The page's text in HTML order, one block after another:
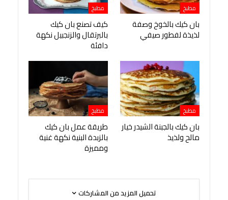
مطبخ
بان كيك بالخوخ وصفة
لذيذة لفطور صيفي
مطبخ
كيف تصنع بان كيك
بالبرتقال والزنجبيل نكهة
دافئة
مطبخ
بان كيك بالجبنة الشيدر خيار
مالح ولذيذ
مطبخ
طريقة عمل بان كيك
بالزبدة البنية نكهة غنية
ومميزة
تحميل المزيد من المشاركات